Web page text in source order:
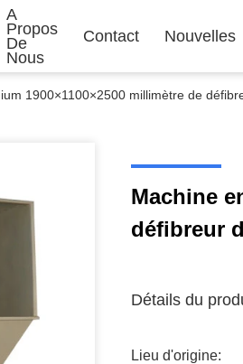
A
Propos
De
Nous
Contact Nouvelles
1900×1100×2500 millimètre de
Machine
défibreur
Détails du
Lieu d'origine: